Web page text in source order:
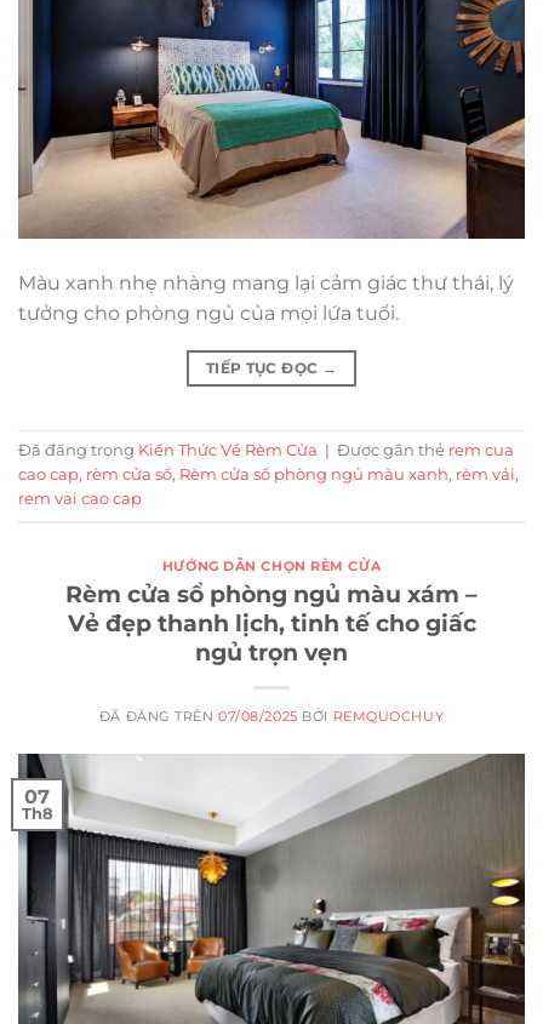
Màu xanh nhẹ nhàng mang lại cảm giác thư thái, lý
tưởng cho phòng ngủ của mọi lứa tuổi.
TIẾP TỤC ĐỌC →
Đã đăng trong Kiến Thức Về Rèm Cửa | Được gắn thẻ rem cua
cao cap, rèm cửa sổ, Rèm cửa sổ phòng ngủ màu xanh, rèm vải,
rem vai cao cap
HƯỚNG DẪN CHỌN RÈM CỬA
Rèm cửa sổ phòng ngủ màu xám –
Vẻ đẹp thanh lịch, tinh tế cho giấc
ngủ trọn vẹn
ĐÃ ĐĂNG TRÊN07/08/2025 BỞI REMQUOCHUY
07
Th8